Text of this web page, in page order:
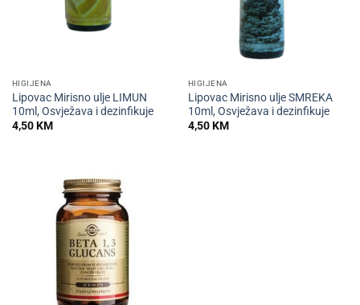
HIGIJENA
Lipovac Mirisno ulje LIMUN
10ml, Osvježava i dezinfikuje
4,50KM
HIGIJENA
Lipovac Mirisno ulje SMREKA
10ml, Osvježava i dezinfikuje
4,50KM